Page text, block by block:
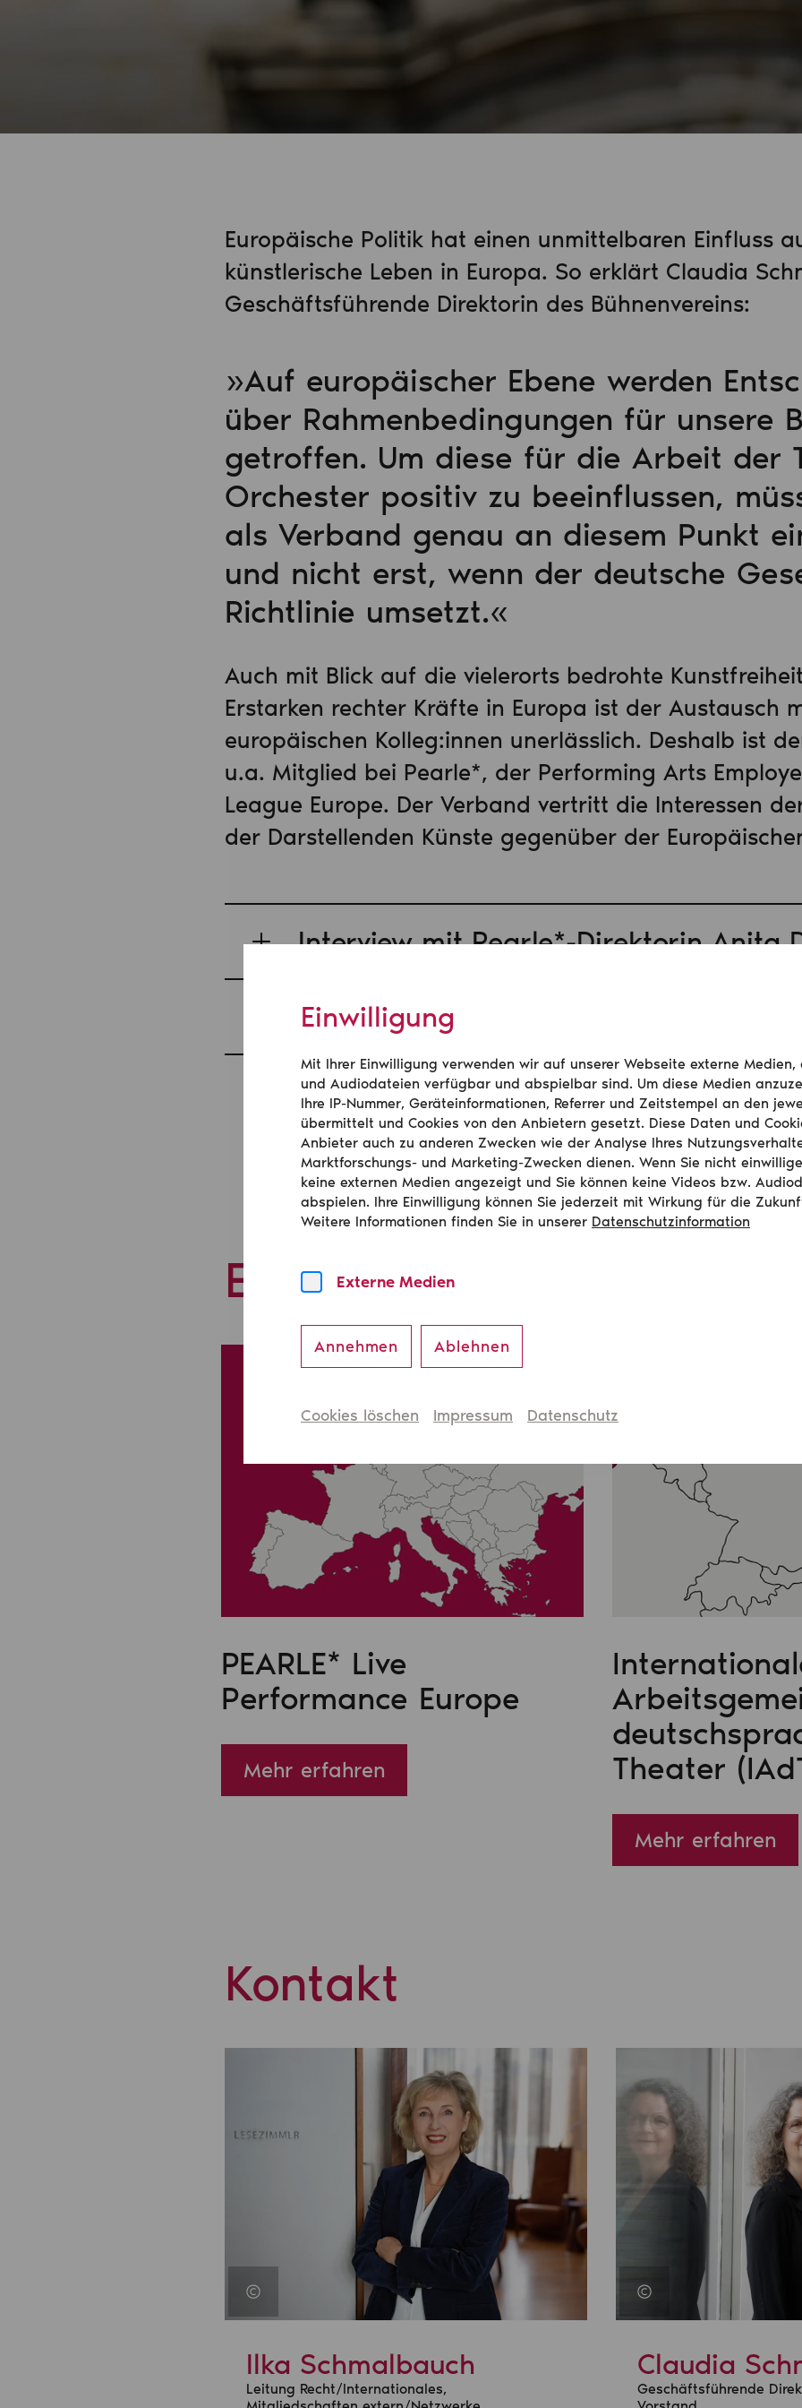
Einwilligung
Mit Ihrer Einwilligung verwenden wir auf unserer Webseite externe Medien,
und Audiodateien verfügbar und abspielbar sind. Um diese Medien
Ihre IP-Nummer, Geräteinformationen, Referrer und Zeitstempel an den
übermittelt und Cookies von den Anbietern gesetzt. Diese Daten und
Anbieter auch zu anderen Zwecken wie der Analyse Ihres
Marktforschungs- und Marketing-Zwecken dienen. Wenn Sie nicht
keine externen Medien angezeigt und Sie können keine Videos bzw.
abspielen. Ihre Einwilligung können Sie jederzeit mit Wirkung für die
Weitere Informationen finden Sie in unserer Datenschutzinformation
Externe Medien
Annehmen Ablehnen
Cookies löschen Impressum Datenschutz
Europäische Politik hat einen unmittelbaren Einfluss
künstlerische Leben in Europa. So erklärt Claudia
Geschäftsführende Direktorin des Bühnenvereins:
»Auf europäischer Ebene werden
über Rahmenbedingungen für unsere
getroffen. Um diese für die Arbeit der
Orchester positiv zu beeinflussen,
als Verband genau an diesem Punkt
und nicht erst, wenn der deutsche
Richtlinie umsetzt.«
Auch mit Blick auf die vielerorts bedrohte
Erstarken rechter Kräfte in Europa ist der Austausch
europäischen Kolleg:innen unerlässlich. Deshalb ist
u.a. Mitglied bei Pearle*, der Performing Arts
League Europe. Der Verband vertritt die Interessen
der Darstellenden Künste gegenüber der
Interview mit Pearle*-Direktorin Anita
Neuer EUROPA-Newsletter des
EU-Fluggastrechte: Neue Regelungen
Transport von Musikinstrumenten
Europäische Verbände
PEARLE* Live
Performance Europe
Mehr erfahren
Theater
Mehr erfahren
Kontakt
Ilka Schmalbauch
Leitung Recht/Internationales,
Claudia
Geschäftsführende